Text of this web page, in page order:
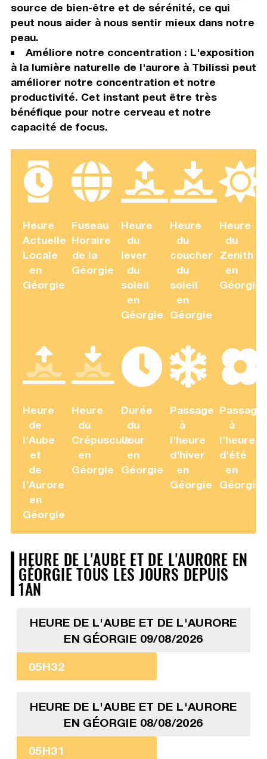
source de bien-être et de sérénité, ce qui
peut nous aider à nous sentir mieux dans notre
peau.
Améliore notre concentration : L'exposition
à la lumière naturelle de l'aurore à Tbilissi peut
améliorer notre concentration et notre
productivité. Cet instant peut être très
bénéfique pour notre cerveau et notre
capacité de focus.
Heure
Actuelle
Locale
en
Géorgie
Fuseau
Horaire
de la
Géorgie
Heure
du
lever
du
soleil
en
Géorgie
Heure
du
coucher
du
soleil
en
Géorgie
Heure
du
Zenith
en
Géorgie
Heure
de
l'Aube
et
de
l'Aurore
en
Géorgie
Heure
du
Crépuscule
en
Géorgie
Durée
du
Jour
en
Géorgie
Passage
à
l'heure
d'hiver
en
Géorgie
Passage
à
l'heure
d'été
en
Géorgie
HEURE DE L'AUBE ET DE L'AURORE EN
GÉORGIE TOUS LES JOURS DEPUIS
1AN
HEURE DE L'AUBE ET DE L'AURORE
EN GÉORGIE 09/08/2026
05H32
HEURE DE L'AUBE ET DE L'AURORE
EN GÉORGIE 08/08/2026
05H31